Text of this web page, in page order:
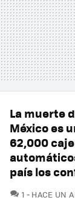
La muerte
México es
62,000
país los
1 HACE UN